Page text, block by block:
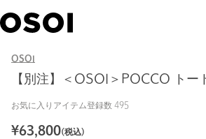
OSOI
【別注】＜OSOI＞POCCO トー
お気に入りアイテム登録数 495
¥63,800(税込)